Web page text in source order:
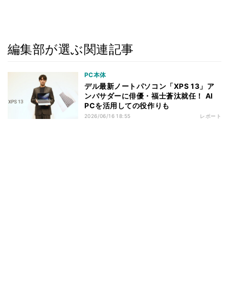
編集部が選ぶ関連記事
PC本体
デル最新ノートパソコン「XPS 13」ア
ンバサダーに俳優・福士蒼汰就任！ AI
PCを活用しての役作りも
2026/06/16 18:55 レポート